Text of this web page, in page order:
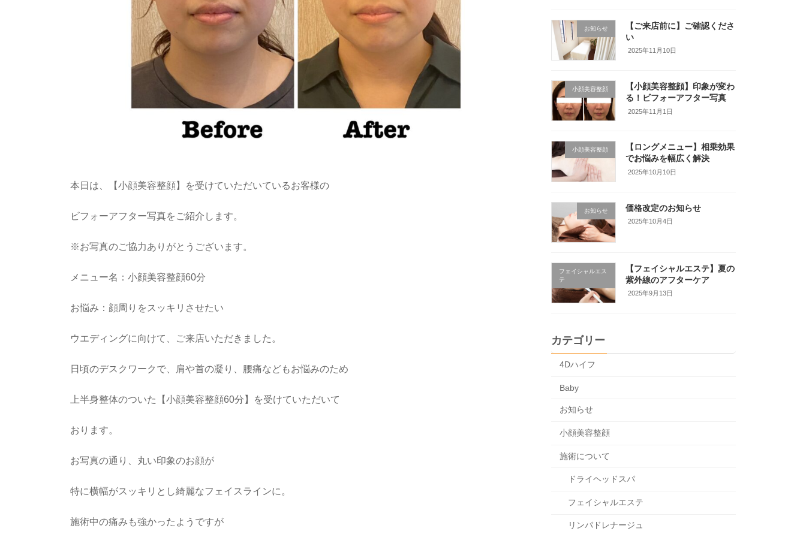
本日は、【小顔美容整顔】を受けていただいているお客様の
ビフォーアフター写真をご紹介します。
※お写真のご協力ありがとうございます。
メニュー名：小顔美容整顔60分
お悩み：顔周りをスッキリさせたい
ウエディングに向けて、ご来店いただきました。
日頃のデスクワークで、肩や首の凝り、腰痛などもお悩みのため
上半身整体のついた【小顔美容整顔60分】を受けていただいて
おります。
お写真の通り、丸い印象のお顔が
特に横幅がスッキリとし綺麗なフェイスラインに。
施術中の痛みも強かったようですが
お知らせ
【ご来店前に】ご確認くださ
い
2025年11月10日
小顔美容整顔
【小顔美容整顔】印象が変わ
る！ビフォーアフター写真
2025年11月1日
小顔美容整顔
【ロングメニュー】相乗効果
でお悩みを幅広く解決
2025年10月10日
お知らせ 価格改定のお知らせ
2025年10月4日
フェイシャルエス
テ
【フェイシャルエステ】夏の
紫外線のアフターケア
2025年9月13日
カテゴリー
4Dハイフ
Baby
お知らせ
小顔美容整顔
施術について
ドライヘッドスパ
フェイシャルエステ
リンパドレナージュ